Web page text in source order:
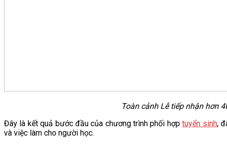
Toàn cảnh Lễ tiếp nhận hơn
Đây là kết quả bước đầu của chương trình phối hợptuyển sinh,
và việc làm cho người học.